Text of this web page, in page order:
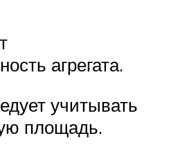
агрегата.
учитывать
площадь.